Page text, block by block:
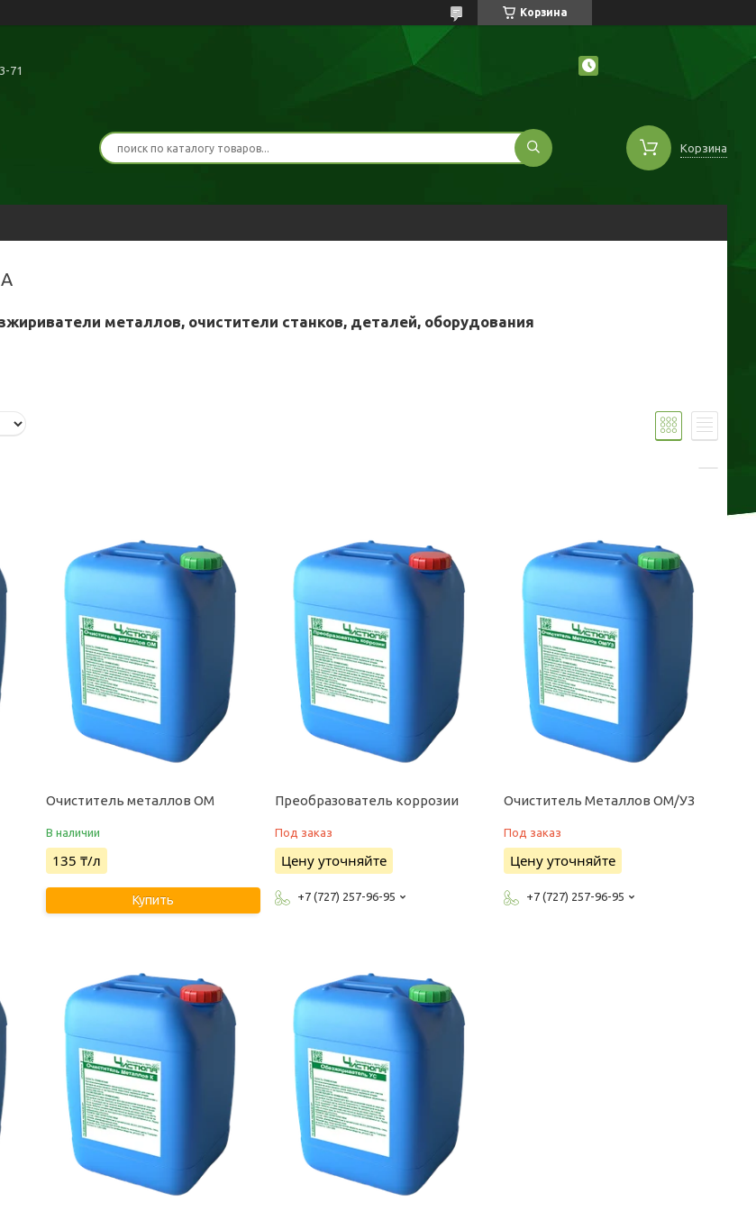
Корзина
71
Корзина
металлов, очистители станков, деталей, оборудования
Очиститель металлов ОМ
В наличии
135 ₸/л
Купить
Преобразователь коррозии
Под заказ
Цену уточняйте
+7 (727) 257-96-95
Очиститель Металлов ОМ/УЗ
Под заказ
Цену уточняйте
+7 (727) 257-96-95